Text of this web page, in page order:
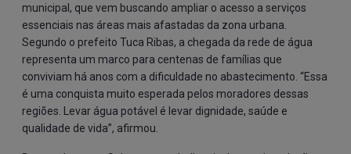
municipal, que vem buscando ampliar o acesso a serviços
essenciais nas áreas mais afastadas da zona urbana.
Segundo o prefeito Tuca Ribas, a chegada da rede de água
representa um marco para centenas de famílias que
conviviam há anos com a dificuldade no abastecimento. “Essa
é uma conquista muito esperada pelos moradores dessas
regiões. Levar água potável é levar dignidade, saúde e
qualidade de vida”, afirmou.